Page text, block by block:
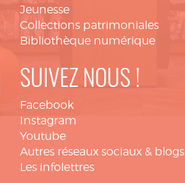
Jeunesse
Collections patrimoniales
Bibliothèque numérique
SUIVEZ NOUS !
Facebook
Instagram
Youtube
Autres réseaux sociaux & blogs
Les infolettres